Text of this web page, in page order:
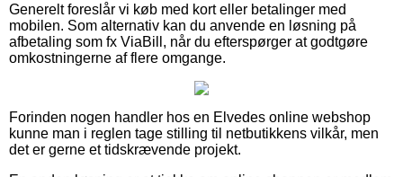
Generelt foreslår vi køb med kort eller betalinger med
mobilen. Som alternativ kan du anvende en løsning på
afbetaling som fx ViaBill, når du efterspørger at godtgøre
omkostningerne af flere omgange.
Forinden nogen handler hos en Elvedes online webshop
kunne man i reglen tage stilling til netbutikkens vilkår, men
det er gerne et tidskrævende projekt.